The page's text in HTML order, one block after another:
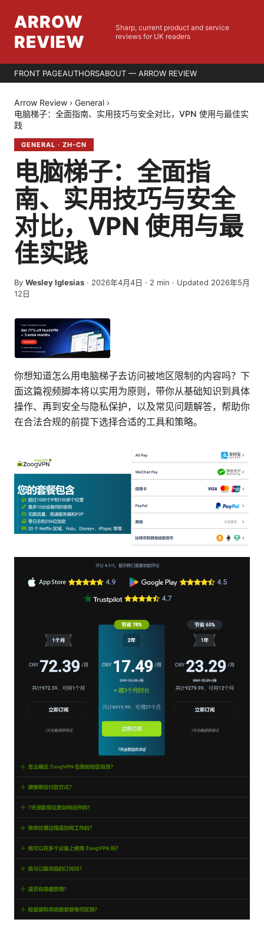
ARROW
REVIEW
Sharp, current product and service
reviews for UK readers
FRONT PAGEAUTHORSABOUT — ARROW REVIEW
Arrow Review › General ›
电脑梯子：全面指南、实用技巧与安全对比，VPN 使用与最佳实
践
GENERAL · ZH-CN
电脑梯子：全面指
南、实用技巧与安全
对比，VPN 使用与最
佳实践
By Wesley Iglesias · 2026年4月4日 · 2 min · Updated 2026年5月
12日
你想知道怎么用电脑梯子去访问被地区限制的内容吗？下
面这篇视频脚本将以实用为原则，带你从基础知识到具体
操作、再到安全与隐私保护，以及常见问题解答，帮助你
在合法合规的前提下选择合适的工具和策略。